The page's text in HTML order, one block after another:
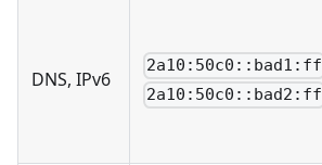
DNS, IPv6
2a10:50c0::bad1:ff
2a10:50c0::bad2:ff